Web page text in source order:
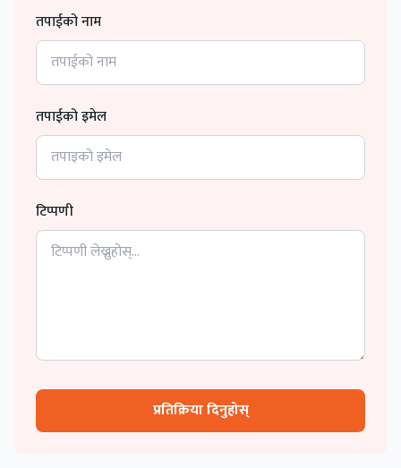
तपाईको नाम
तपाईको इमेल
टिप्पणी
प्रतिक्रिया दिनुहोस्